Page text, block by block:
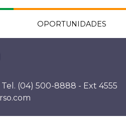
OPORTUNIDADES
(04) 500-8888 - Ext 4555